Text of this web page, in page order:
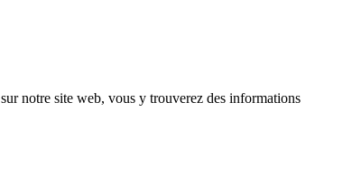
sur notre site web, vous y trouverez des informations